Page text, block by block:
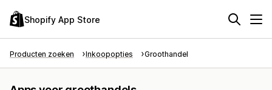
Shopify App Store
Producten zoeken Inkoopopties Groothandel